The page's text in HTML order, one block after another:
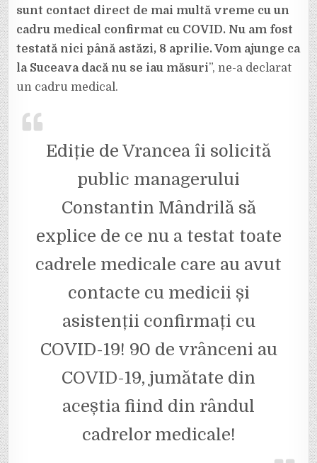
SPITALUL
”SF.
PANTELIMON”
FOCȘANI.
sunt contact direct de mai multă vreme cu un
cadru medical confirmat cu COVID. Nu am fost
testată nici până astăzi, 8 aprilie. Vom ajunge ca
la Suceava dacă nu se iau măsuri”, ne-a declarat
un cadru medical.
Ediție de Vrancea îi solicită
public managerului
Constantin Mândrilă să
explice de ce nu a testat toate
cadrele medicale care au avut
contacte cu medicii și
asistenții confirmați cu
COVID-19! 90 de vrânceni au
COVID-19, jumătate din
aceștia fiind din rândul
cadrelor medicale!